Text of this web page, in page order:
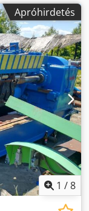
Apróhirdetés
1 /8